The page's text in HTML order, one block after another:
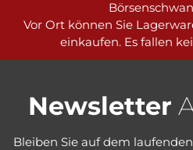
Vor Ort können Sie
einkaufen. Es fallen
Newsletter
Bleiben Sie auf dem